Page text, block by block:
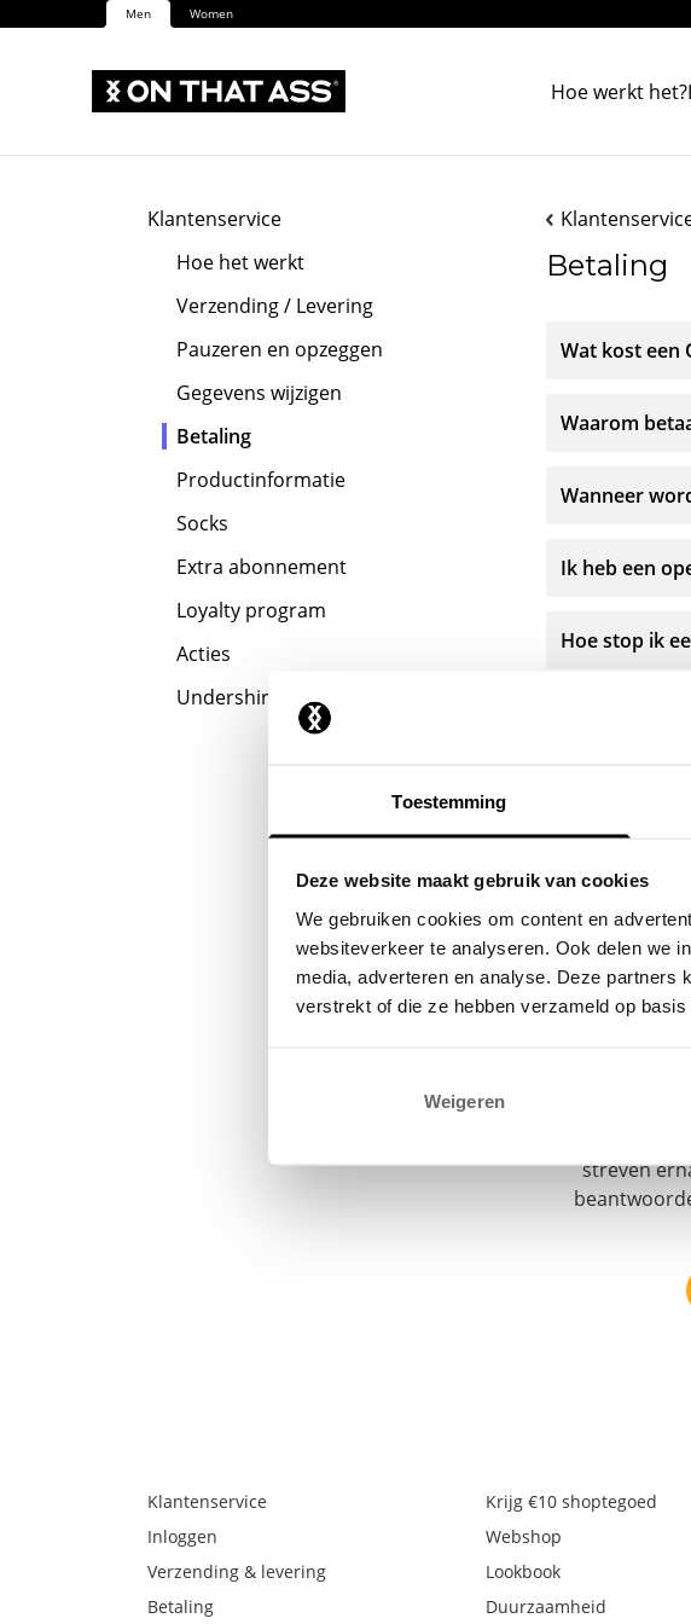
Toestemming
Deze website maakt gebruik van cookies
We gebruiken cookies om content en
websiteverkeer te analyseren. Ook delen we
media, adverteren en analyse. Deze partners
verstrekt of die ze hebben verzameld op
Weigeren
Men Women
Hoe werkt het?
Klantenservice
Hoe het werkt
Verzending / Levering
Pauzeren en opzeggen
Gegevens wijzigen
Betaling
Productinformatie
Socks
Extra abonnement
Loyalty program
Acties
Undershirts
Betaling
Wat kost een
Waarom
Wanneer
Ik heb een
Hoe stop ik
Waarom
selecteer je
ons ook
streven
Klantenservice
Inloggen
Verzending & levering
Betaling
Krijg €10 shoptegoed
Webshop
Lookbook
Duurzaamheid